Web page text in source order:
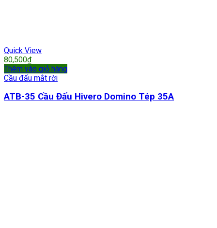
Quick View
80,500₫
Thêm vào giỏ hàng
Cầu đấu mắt rời
ATB-35 Cầu Đấu Hivero Domino Tép 35A